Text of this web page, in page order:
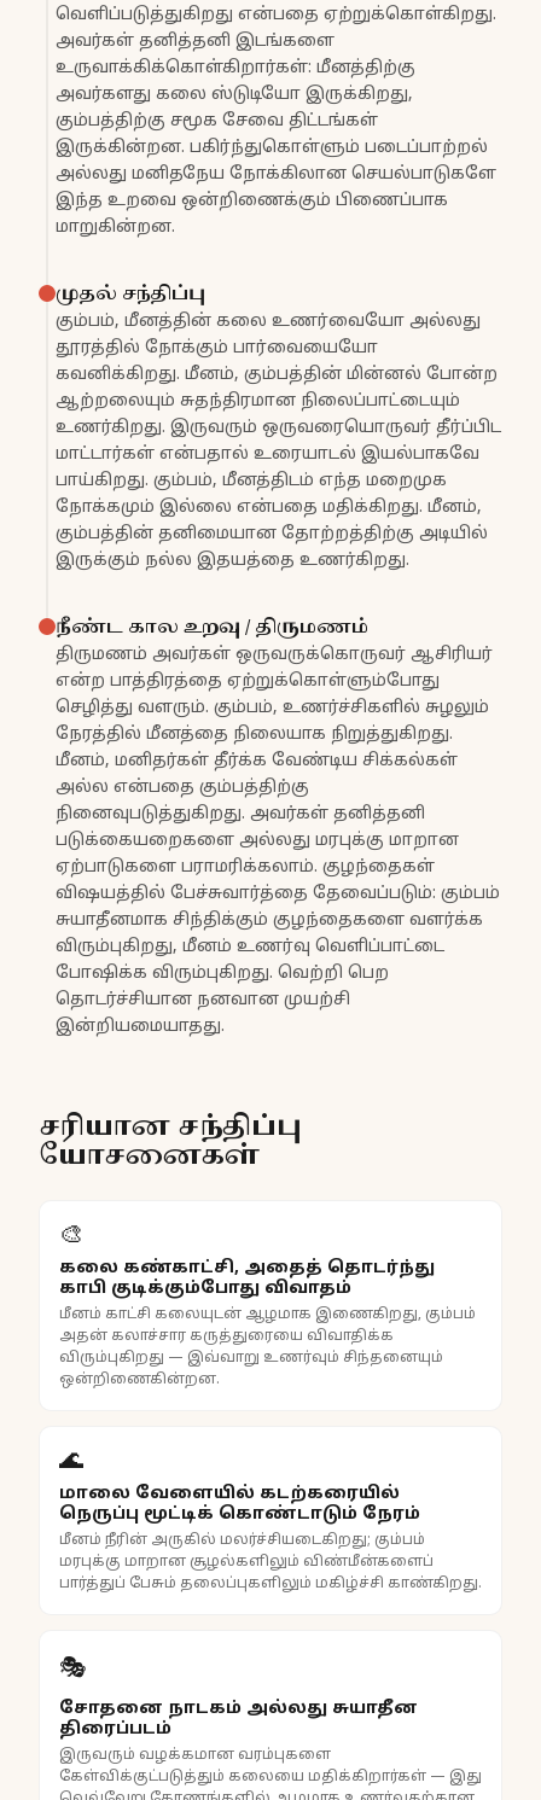
வெளிப்படுத்துகிறது என்பதை ஏற்றுக்கொள்கிறது.
அவர்கள் தனித்தனி இடங்களை
உருவாக்கிக்கொள்கிறார்கள்: மீனத்திற்கு
அவர்களது கலை ஸ்டுடியோ இருக்கிறது,
கும்பத்திற்கு சமூக சேவை திட்டங்கள்
இருக்கின்றன. பகிர்ந்துகொள்ளும் படைப்பாற்றல்
அல்லது மனிதநேய நோக்கிலான செயல்பாடுகளே
இந்த உறவை ஒன்றிணைக்கும் பிணைப்பாக
மாறுகின்றன.
முதல் சந்திப்பு
கும்பம், மீனத்தின் கலை உணர்வையோ அல்லது
தூரத்தில் நோக்கும் பார்வையையோ
கவனிக்கிறது. மீனம், கும்பத்தின் மின்னல் போன்ற
ஆற்றலையும் சுதந்திரமான நிலைப்பாட்டையும்
உணர்கிறது. இருவரும் ஒருவரையொருவர் தீர்ப்பிட
மாட்டார்கள் என்பதால் உரையாடல் இயல்பாகவே
பாய்கிறது. கும்பம், மீனத்திடம் எந்த மறைமுக
நோக்கமும் இல்லை என்பதை மதிக்கிறது. மீனம்,
கும்பத்தின் தனிமையான தோற்றத்திற்கு அடியில்
இருக்கும் நல்ல இதயத்தை உணர்கிறது.
நீண்ட கால உறவு / திருமணம்
திருமணம் அவர்கள் ஒருவருக்கொருவர் ஆசிரியர்
என்ற பாத்திரத்தை ஏற்றுக்கொள்ளும்போது
செழித்து வளரும். கும்பம், உணர்ச்சிகளில் சுழலும்
நேரத்தில் மீனத்தை நிலையாக நிறுத்துகிறது.
மீனம், மனிதர்கள் தீர்க்க வேண்டிய சிக்கல்கள்
அல்ல என்பதை கும்பத்திற்கு
நினைவுபடுத்துகிறது. அவர்கள் தனித்தனி
படுக்கையறைகளை அல்லது மரபுக்கு மாறான
ஏற்பாடுகளை பராமரிக்கலாம். குழந்தைகள்
விஷயத்தில் பேச்சுவார்த்தை தேவைப்படும்: கும்பம்
சுயாதீனமாக சிந்திக்கும் குழந்தைகளை வளர்க்க
விரும்புகிறது, மீனம் உணர்வு வெளிப்பாட்டை
போஷிக்க விரும்புகிறது. வெற்றி பெற
தொடர்ச்சியான நனவான முயற்சி
இன்றியமையாதது.
சரியான சந்திப்பு
யோசனைகள்
🎨
கலை கண்காட்சி, அதைத் தொடர்ந்து
காபி குடிக்கும்போது விவாதம்
மீனம் காட்சி கலையுடன் ஆழமாக இணைகிறது, கும்பம்
அதன் கலாச்சார கருத்துரையை விவாதிக்க
விரும்புகிறது — இவ்வாறு உணர்வும் சிந்தனையும்
ஒன்றிணைகின்றன.
🌊
மாலை வேளையில் கடற்கரையில்
நெருப்பு மூட்டிக் கொண்டாடும் நேரம்
மீனம் நீரின் அருகில் மலர்ச்சியடைகிறது; கும்பம்
மரபுக்கு மாறான சூழல்களிலும் விண்மீன்களைப்
பார்த்துப் பேசும் தலைப்புகளிலும் மகிழ்ச்சி காண்கிறது.
🎭
சோதனை நாடகம் அல்லது சுயாதீன
திரைப்படம்
இருவரும் வழக்கமான வரம்புகளை
கேள்விக்குட்படுத்தும் கலையை மதிக்கிறார்கள் — இது